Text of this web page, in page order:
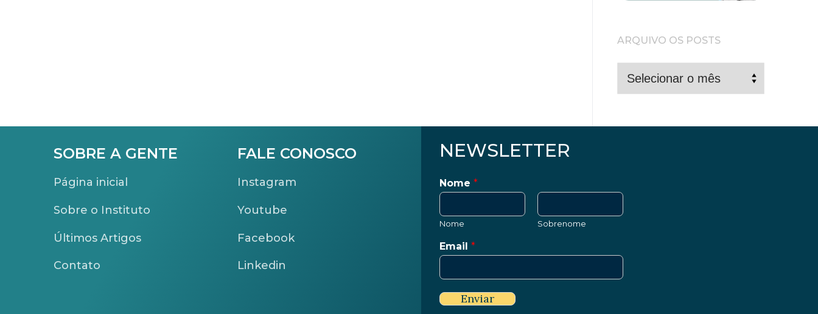
ARQUIVO OS POSTS
ARQUIVO
OS
SOBRE A GENTE
Página inicial
Sobre o Instituto
Últimos Artigos
Contato
FALE CONOSCO
Instagram
Youtube
Facebook
Linkedin
NEWSLETTER
Nome *
Nome Sobrenome
Email *
Enviar